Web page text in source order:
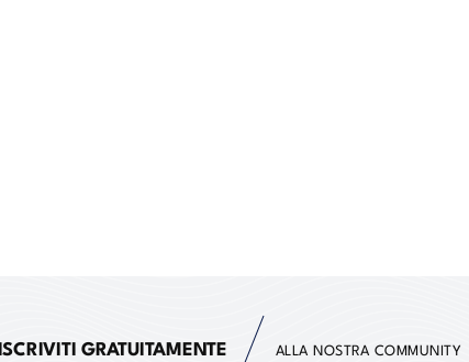
GRATUITAMENTE ALLA NOSTRA COMMUNITY